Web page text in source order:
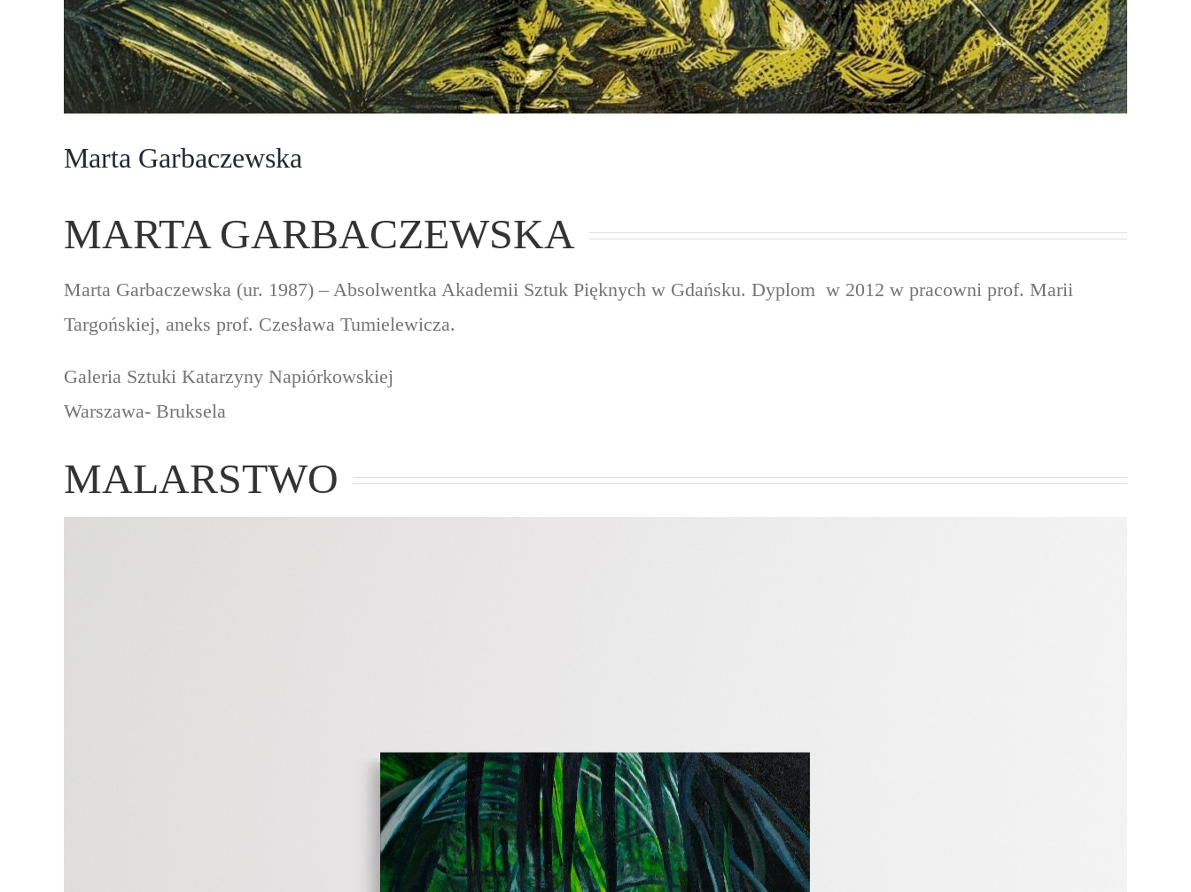
Marta Garbaczewska
MARTA GARBACZEWSKA
Marta Garbaczewska (ur. 1987) – Absolwentka Akademii Sztuk Pięknych w Gdańsku. Dyplom w 2012 w pracowni prof. Marii
Targońskiej, aneks prof. Czesława Tumielewicza.
Galeria Sztuki Katarzyny Napiórkowskiej
Warszawa- Bruksela
MALARSTWO